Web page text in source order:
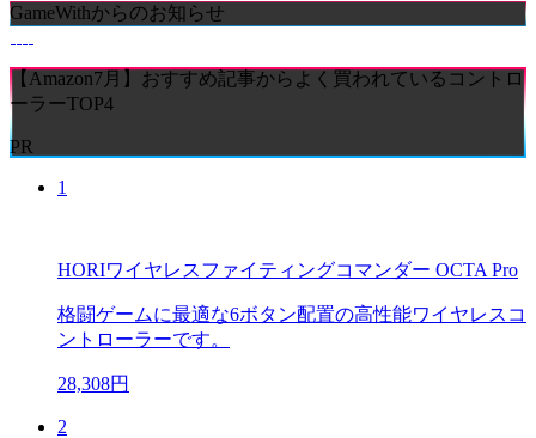
GameWithからのお知らせ
【Amazon7月】おすすめ記事からよく買われているコントロ
ーラーTOP4
PR
1
HORIワイヤレスファイティングコマンダー OCTA Pro
格闘ゲームに最適な6ボタン配置の高性能ワイヤレスコ
ントローラーです。
28,308円
2